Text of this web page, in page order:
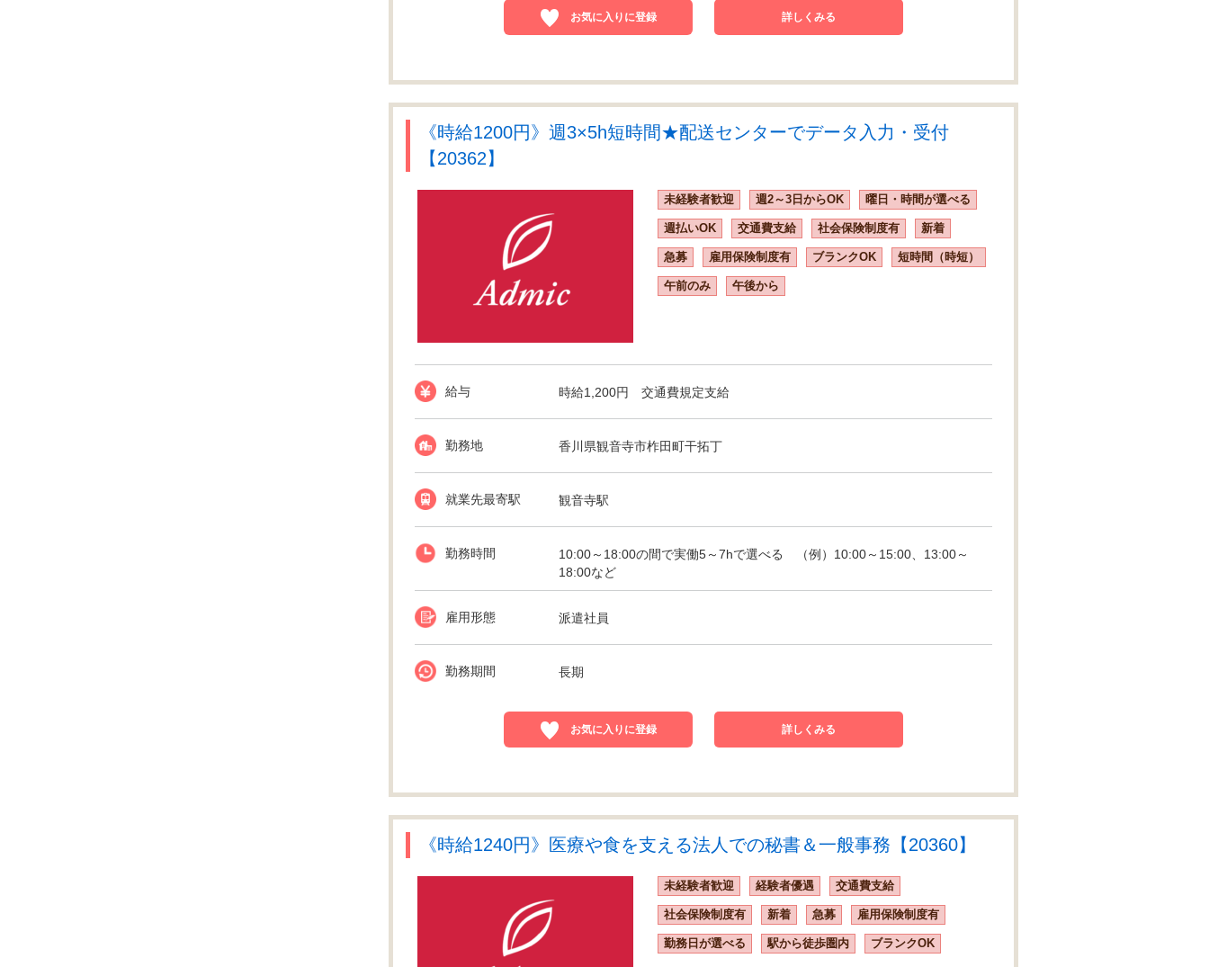
お気に入りに登録 詳しくみる
《時給1200円》週3×5h短時間★配送センターでデータ入力・受付
【20362】
未経験者歓迎 週2～3日からOK 曜日・時間が選べる
週払いOK 交通費支給 社会保険制度有 新着
急募 雇用保険制度有 ブランクOK 短時間（時短）
午前のみ 午後から
給与 時給1,200円 交通費規定支給
勤務地 香川県観音寺市柞田町干拓丁
就業先最寄駅 観音寺駅
勤務時間
10:00～18:00の間で実働5～7hで選べる （例）10:00～15:00、13:00～
18:00など
雇用形態 派遣社員
勤務期間 長期
お気に入りに登録 詳しくみる
《時給1240円》医療や食を支える法人での秘書＆一般事務【20360】
未経験者歓迎 経験者優遇 交通費支給
社会保険制度有 新着 急募 雇用保険制度有
勤務日が選べる 駅から徒歩圏内 ブランクOK